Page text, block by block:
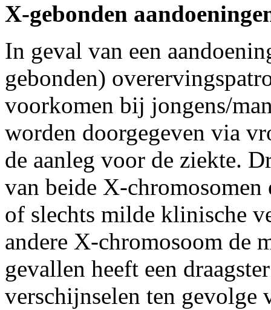
X-gebonden
In geval van een
gebonden)
voorkomen bij jongens/
worden doorgegeven via
de aanleg voor de ziekte.
van beide X-chromosomen
of slechts milde klinische
andere X-chromosoom de
gevallen heeft een
verschijnselen ten gevolge